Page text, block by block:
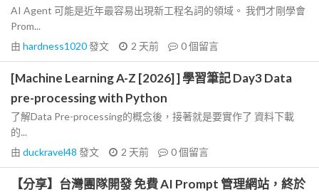
AI Agent 可能是近年最容易出現新工程名詞的領域。 我們才剛學會
Prom...
由 hardness1020發文 2 天前 0個留言
[Machine Learning A-Z [2026] ] 學習筆記 Day3 Data
pre-processing with Python
了解Data Pre-processing的概念後，接著就是要實作了 資料下載
的...
由 duckravel48 發文 2 天前 0個留言
【分享】台灣團隊開發 免費 AI Prompt 管理網站，終於